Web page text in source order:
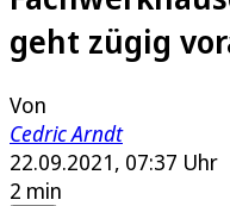
geht zügig
Von
Cedric Arndt
22.09.2021, 07:37 Uhr
2 min